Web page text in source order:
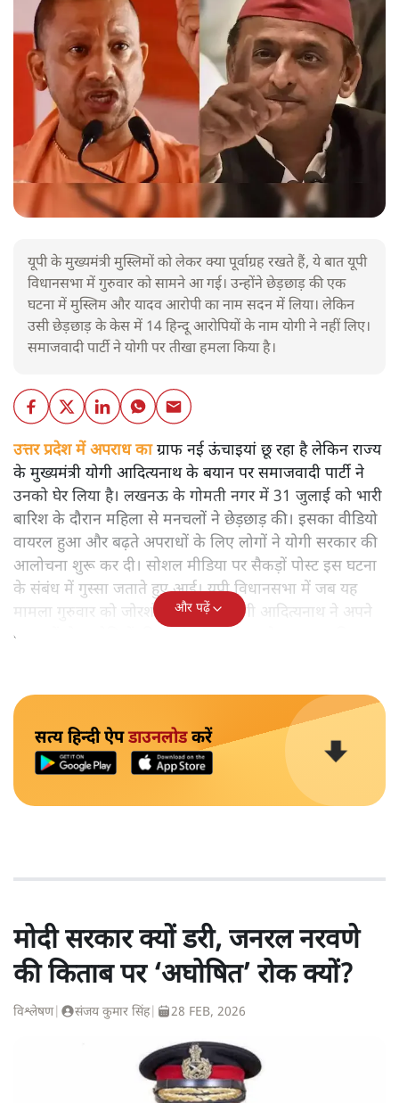
यूपी के मुख्यमंत्री मुस्लिमों को लेकर क्या पूर्वाग्रह रखते हैं, ये बात यूपी
विधानसभा में गुरुवार को सामने आ गई। उन्होंने छेड़छाड़ की एक
घटना में मुस्लिम और यादव आरोपी का नाम सदन में लिया। लेकिन
उसी छेड़छाड़ के केस में 14 हिन्दू आरोपियों के नाम योगी ने नहीं लिए।
समाजवादी पार्टी ने योगी पर तीखा हमला किया है।
उत्तर प्रदेश में अपराध काग्राफ नई ऊंचाइयां छू रहा है लेकिन राज्य
के मुख्यमंत्री योगी आदित्यनाथ के बयान पर समाजवादी पार्टी ने
उनको घेर लिया है। लखनऊ के गोमती नगर में 31 जुलाई को भारी
बारिश के दौरान महिला से मनचलों ने छेड़छाड़ की। इसका वीडियो
वायरल हुआ और बढ़ते अपराधों के लिए लोगों ने योगी सरकार की
आलोचना शुरू कर दी। सोशल मीडिया पर सैकड़ों पोस्ट इस घटना
के संबंध में गुस्सा जताते हुए आई। यूपी विधानसभा में जब यह
मामला गुरुवार को जोरशोर से उठा तो योगी आदित्यनाथ ने अपने
बयान में दो आरोपियों की जाति और धर्म बताते हुए बयान दिया।
और पढ़ें
सत्य हिन्दी ऐपडाउनलोडकरें
मोदी सरकार क्यों डरी, जनरल नरवणे
की किताब पर ‘अघोषित’ रोक क्यों?
विश्लेषण| संजय कुमार सिंह| 28 FEB, 2026